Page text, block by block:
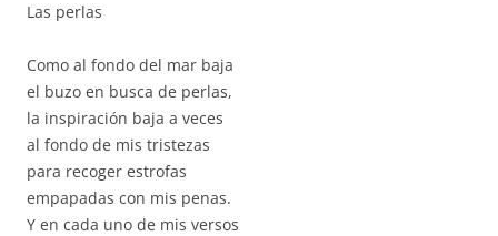
Las perlas
Como al fondo del mar baja
el buzo en busca de perlas,
la inspiración baja a veces
al fondo de mis tristezas
para recoger estrofas
empapadas con mis penas.
Y en cada uno de mis versos